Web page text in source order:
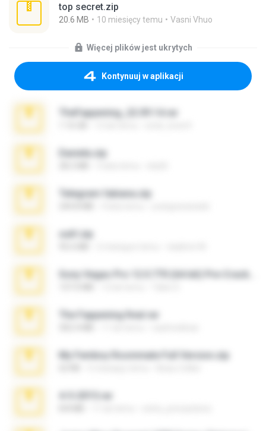
top secret.zip
20.6 MB 10 miesięcy temu Vasni Vhuo
Więcej plików jest ukrytych
Kontynuuj w aplikacji
TheFappening_22.09.14.rar
Daniela.zip
Telegram fabiana.zip
ouh!.zip
The Fappening final.rar
My Femboy Roommate Full Version.zip
4-5-2015.rar